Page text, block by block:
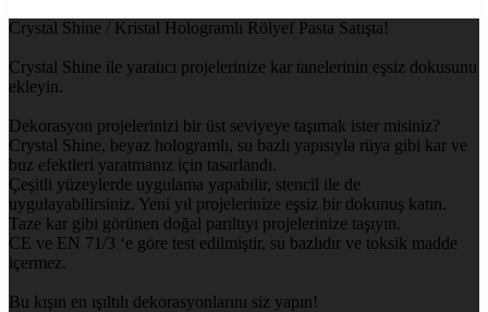
Crystal Shine / Kristal Hologramlı Rölyef Pasta Satışta!
Crystal Shine ile yaratıcı projelerinize kar tanelerinin eşsiz dokusunu
ekleyin.
Dekorasyon projelerinizi bir üst seviyeye taşımak ister misiniz?
Crystal Shine, beyaz hologramlı, su bazlı yapısıyla rüya gibi kar ve
buz efektleri yaratmanız için tasarlandı.
Çeşitli yüzeylerde uygulama yapabilir, stencil ile de
uygulayabilirsiniz. Yeni yıl projelerinize eşsiz bir dokunuş katın.
Taze kar gibi görünen doğal parıltıyı projelerinize taşıyın.
CE ve EN 71/3 ‘e göre test edilmiştir, su bazlıdır ve toksik madde
içermez.
Bu kışın en ışıltılı dekorasyonlarını siz yapın!